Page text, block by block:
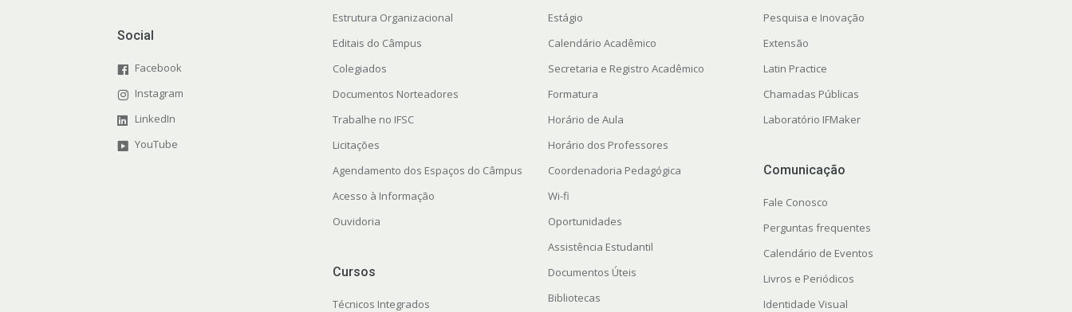
Social
Facebook
Instagram
LinkedIn
YouTube
Estrutura Organizacional
Editais do Câmpus
Colegiados
Documentos Norteadores
Trabalhe no IFSC
Licitações
Agendamento dos Espaços do Câmpus
Acesso à Informação
Ouvidoria
Cursos
Técnicos Integrados
Estágio
Calendário Acadêmico
Secretaria e Registro Acadêmico
Formatura
Horário de Aula
Horário dos Professores
Coordenadoria Pedagógica
Wi-fi
Oportunidades
Assistência Estudantil
Documentos Úteis
Bibliotecas
Pesquisa e Inovação
Extensão
Latin Practice
Chamadas Públicas
Laboratório IFMaker
Comunicação
Fale Conosco
Perguntas frequentes
Calendário de Eventos
Livros e Periódicos
Identidade Visual